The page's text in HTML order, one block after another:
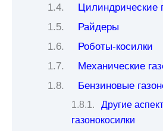
Цилиндрические
Райдеры
Роботы-косилки
Механические
Бензиновые
Другие
газонокосилки